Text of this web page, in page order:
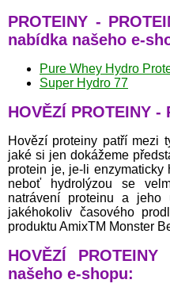
PROTEINY -
nabídka našeho e-
Pure Whey Hydro
Super Hydro 77
HOVĚZÍ PROTEINY -
Hovězí proteiny patří mezi
jaké si jen dokážeme
protein je, je-li enzymaticky
neboť hydrolýzou se
natrávení proteinu a
jakéhokoliv časového
produktu AmixTM Monster
HOVĚZÍ
našeho e-shopu: